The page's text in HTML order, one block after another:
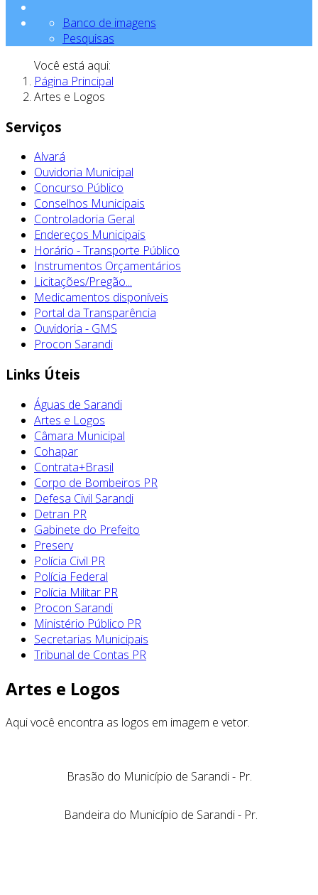
Banco de imagens
Pesquisas
Você está aqui:
Página Principal
Artes e Logos
Serviços
Alvará
Ouvidoria Municipal
Concurso Público
Conselhos Municipais
Controladoria Geral
Endereços Municipais
Horário - Transporte Público
Instrumentos Orçamentários
Licitações/Pregão...
Medicamentos disponíveis
Portal da Transparência
Ouvidoria - GMS
Procon Sarandi
Links Úteis
Águas de Sarandi
Artes e Logos
Câmara Municipal
Cohapar
Contrata+Brasil
Corpo de Bombeiros PR
Defesa Civil Sarandi
Detran PR
Gabinete do Prefeito
Preserv
Polícia Civil PR
Polícia Federal
Polícia Militar PR
Procon Sarandi
Ministério Público PR
Secretarias Municipais
Tribunal de Contas PR
Artes e Logos
Aqui você encontra as logos em imagem e vetor.
Brasão do Município de Sarandi - Pr.
Bandeira do Município de Sarandi - Pr.